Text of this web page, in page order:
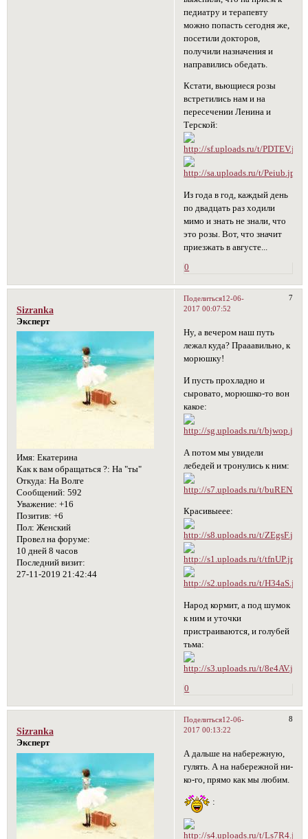
педиатру и терапевту
можно попасть сегодня же,
посетили докторов,
получили назначения и
направились обедать.
Кстати, вьющиеся розы
встретились нам и на
пересечении Ленина и
Терской:
Из года в год, каждый день
по двадцать раз ходили
мимо и знать не знали, что
это розы. Вот, что значит
приезжать в августе...
0
Поделиться 7
12-06-
2017 00:07:52
Sizranka
Эксперт
Имя: Екатерина
Как к вам обращаться ?: На "ты"
Откуда: На Волге
Сообщений: 592
Уважение: +16
Позитив: +6
Пол: Женский
Провел на форуме:
10 дней 8 часов
Последний визит:
27-11-2019 21:42:44
Ну, а вечером наш путь
лежал куда? Прааавильно, к
морюшку!
И пусть прохладно и
сыровато, морюшко-то вон
какое:
А потом мы увидели
лебедей и тронулись к ним:
Красивыеее:
Народ кормит, а под шумок
к ним и уточки
пристраиваются, и голубей
тьма:
0
Поделиться 8
12-06-
2017 00:13:22
Sizranka
Эксперт
А дальше на набережную,
гулять. А на набережной ни-
ко-го, прямо как мы любим.
: